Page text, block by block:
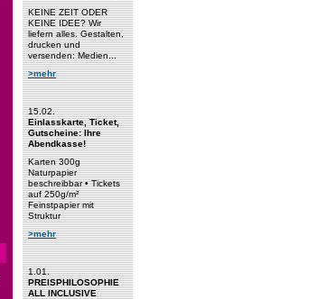
KEINE ZEIT ODER
KEINE IDEE? Wir
liefern alles. Gestalten,
drucken und
versenden: Medien...
>mehr
15.02.
Einlasskarte, Ticket,
Gutscheine: Ihre
Abendkasse!
Karten 300g
Naturpapier
beschreibbar • Tickets
auf 250g/m²
Feinstpapier mit
Struktur
>mehr
1.01.
PREISPHILOSOPHIE
ALL INCLUSIVE